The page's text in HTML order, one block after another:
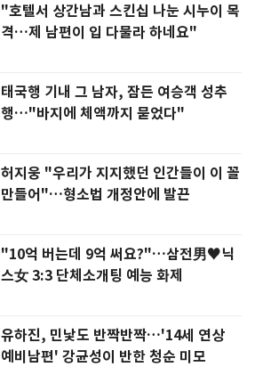
"호텔서 상간남과 스킨십 나눈 시누이 목
격…제 남편이 입 다물라 하네요"
태국행 기내 그 남자, 잠든 여승객 성추
행…"바지에 체액까지 묻었다"
허지웅 "우리가 지지했던 인간들이 이 꼴
만들어"…형소법 개정안에 발끈
"10억 버는데 9억 써요?"…삼전男♥닉
스女 3:3 단체소개팅 예능 화제
유하진, 민낯도 반짝반짝…'14세 연상
예비남편' 강균성이 반한 청순 미모